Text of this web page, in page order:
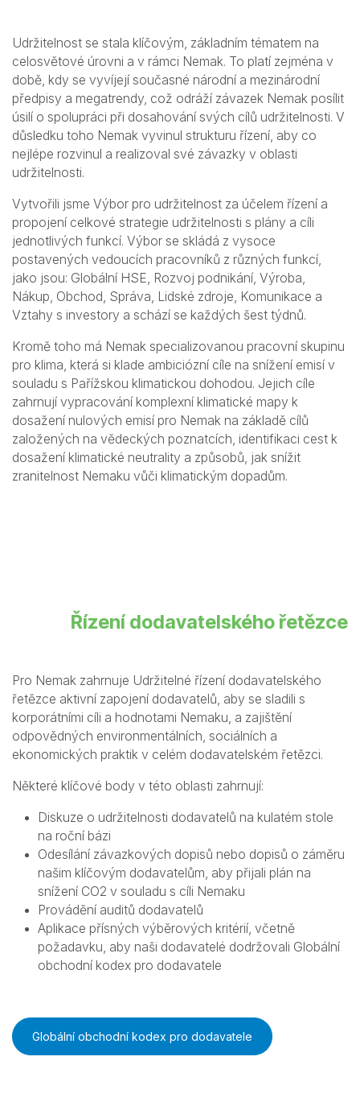
Udržitelnost se stala klíčovým, základním tématem na
celosvětové úrovni a v rámci Nemak. To platí zejména v
době, kdy se vyvíjejí současné národní a mezinárodní
předpisy a megatrendy, což odráží závazek Nemak posílit
úsilí o spolupráci při dosahování svých cílů udržitelnosti. V
důsledku toho Nemak vyvinul strukturu řízení, aby co
nejlépe rozvinul a realizoval své závazky v oblasti
udržitelnosti.
Vytvořili jsme Výbor pro udržitelnost za účelem řízení a
propojení celkové strategie udržitelnosti s plány a cíli
jednotlivých funkcí. Výbor se skládá z vysoce
postavených vedoucích pracovníků z různých funkcí,
jako jsou: Globální HSE, Rozvoj podnikání, Výroba,
Nákup, Obchod, Správa, Lidské zdroje, Komunikace a
Vztahy s investory a schází se každých šest týdnů.
Kromě toho má Nemak specializovanou pracovní skupinu
pro klima, která si klade ambiciózní cíle na snížení emisí v
souladu s Pařížskou klimatickou dohodou. Jejich cíle
zahrnují vypracování komplexní klimatické mapy k
dosažení nulových emisí pro Nemak na základě cílů
založených na vědeckých poznatcích, identifikaci cest k
dosažení klimatické neutrality a způsobů, jak snížit
zranitelnost Nemaku vůči klimatickým dopadům.
Řízení dodavatelského řetězce
Pro Nemak zahrnuje Udržitelné řízení dodavatelského
řetězce aktivní zapojení dodavatelů, aby se sladili s
korporátními cíli a hodnotami Nemaku, a zajištění
odpovědných environmentálních, sociálních a
ekonomických praktik v celém dodavatelském řetězci.
Některé klíčové body v této oblasti zahrnují:
Diskuze o udržitelnosti dodavatelů na kulatém stole
na roční bázi
Odesílání závazkových dopisů nebo dopisů o záměru
našim klíčovým dodavatelům, aby přijali plán na
snížení CO2 v souladu s cíli Nemaku
Provádění auditů dodavatelů
Aplikace přísných výběrových kritérií, včetně
požadavku, aby naši dodavatelé dodržovali Globální
obchodní kodex pro dodavatele
Globální obchodní kodex pro dodavatele